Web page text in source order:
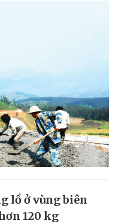
lồ ở vùng biên
120 kg